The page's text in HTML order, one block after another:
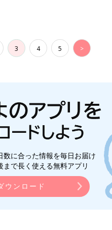
3 4 5 >
数に合った情報を毎日お届け
まで長く使える無料アプリ
ウンロード